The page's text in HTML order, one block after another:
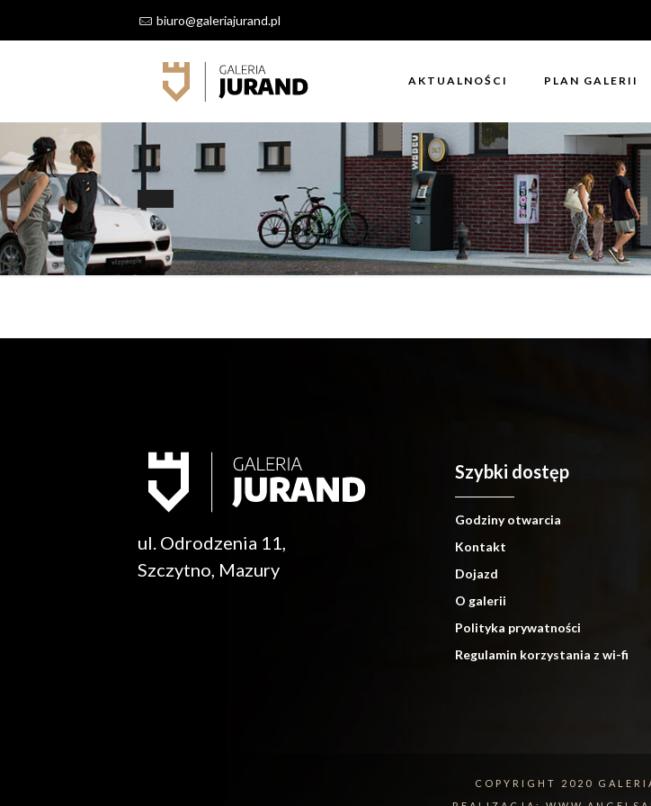
biuro@galeriajurand.pl
AKTUALNOŚCI PLAN GALERII
ul. Odrodzenia 11,
Szczytno, Mazury
Szybki dostęp
Godziny otwarcia
Kontakt
Dojazd
O galerii
Polityka prywatności
Regulamin korzystania z wi-fi
COPYRIGHT 2020